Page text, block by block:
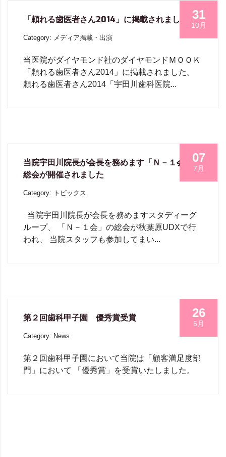
31
10月
「頼れる歯医者さん2014」に掲載されました
Category: メディア掲載・出演
当医院がダイヤモンド社のダイヤモンドＭＯＯＫ
「頼れる歯医者さん2014」に掲載されました。
頼れる歯医者さん2014「宇田川歯科医院...
07
7月
当院宇田川院長が会長を務めます「Ｎ－１会」の
総会が開催されました
Category: トピックス
当院宇田川院長が会長を務めますスタディーグ
ループ、 「Ｎ－１会」の総会が秋葉原UDXで行
われ、 当院スタッフも参加してまい...
26
5月
第２回歯科甲子園 優秀賞受賞
Category: News
第２回歯科甲子園において当院は「顧客満足度部
門」において 「優秀賞」を受賞いたしました。